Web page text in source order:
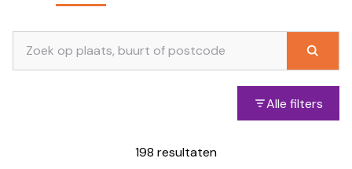
Alle filters
198 resultaten